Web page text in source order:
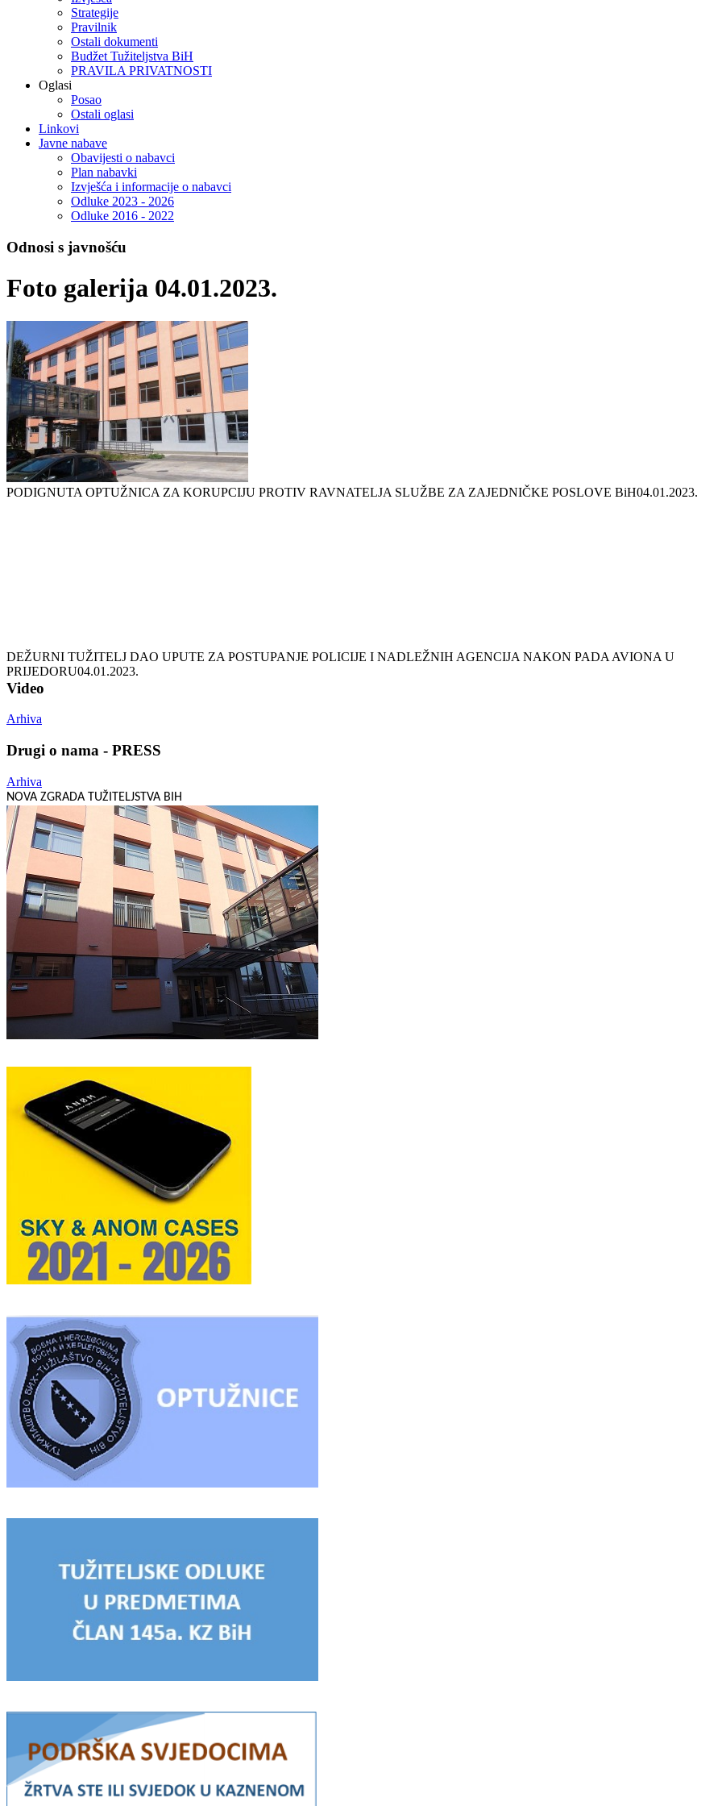
Strategije
Pravilnik
Ostali dokumenti
Budžet Tužiteljstva BiH
PRAVILA PRIVATNOSTI
Oglasi
Posao
Ostali oglasi
Linkovi
Javne nabave
Obavijesti o nabavci
Plan nabavki
Izvješća i informacije o nabavci
Odluke 2023 - 2026
Odluke 2016 - 2022
Odnosi s javnošću
Foto galerija 04.01.2023.
PODIGNUTA OPTUŽNICA ZA KORUPCIJU PROTIV RAVNATELJA SLUŽBE ZA ZAJEDNIČKE POSLOVE BiH04.01.2023.
DEŽURNI TUŽITELJ DAO UPUTE ZA POSTUPANJE POLICIJE I NADLEŽNIH AGENCIJA NAKON PADA AVIONA U
PRIJEDORU04.01.2023.
Video
Arhiva
Drugi o nama - PRESS
Arhiva
NOVA ZGRADA TUŽITELJSTVA BIH